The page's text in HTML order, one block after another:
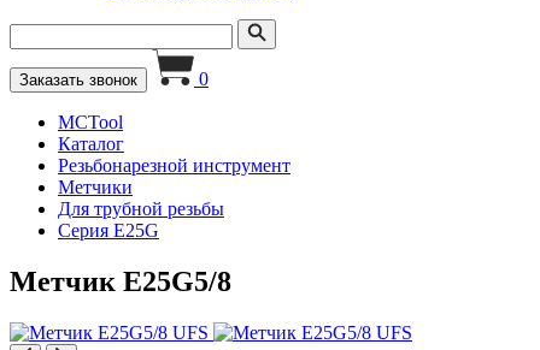
Заказать звонок 0
MCTool
Каталог
Резьбонарезной инструмент
Метчики
Для трубной резьбы
Серия E25G
Метчик E25G5/8